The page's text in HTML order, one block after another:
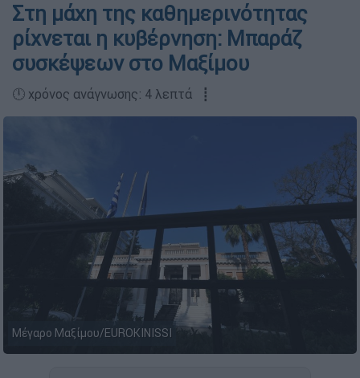
Στη μάχη της καθημερινότητας
ρίχνεται η κυβέρνηση: Μπαράζ
συσκέψεων στο Μαξίμου
🕛 χρόνος ανάγνωσης: 4 λεπτά ┋
Μέγαρο Μαξίμου/EUROKINISSI